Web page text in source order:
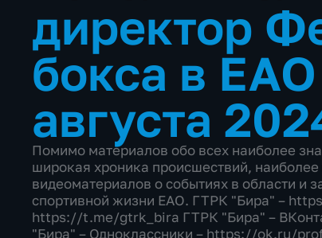
директор
бокса в ЕАО
августа
Помимо материалов обо всех наиболее
широкая хроника происшествий,
видеоматериалов о событиях в области и
спортивной жизни ЕАО. ГТРК "Бира" –
https://t.me/gtrk_bira ГТРК "Бира" –
"Бира" – Одноклассники – https://ok.ru/